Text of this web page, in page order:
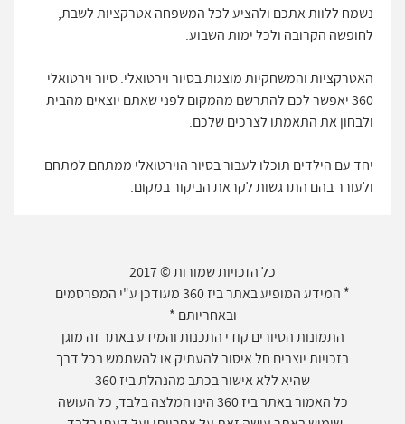
נשמח ללוות אתכם ולהציע לכל המשפחה אטרקציות לשבת,
לחופשה הקרובה ולכל ימות השבוע.
האטרקציות והמשחקיות מוצגות בסיור וירטואלי. סיור וירטואלי
360 יאפשר לכם להתרשם מהמקום לפני שאתם יוצאים מהבית
ולבחון את התאמתו לצרכים שלכם.
יחד עם הילדים תוכלו לעבור בסיור הוירטואלי ממתחם למתחם
ולעורר בהם התרגשות לקראת הביקור במקום.
כל הזכויות שמורות © 2017
* המידע המופיע באתר ביז 360 מעודכן ע"י המפרסמים
ובאחריותם *
התמונות הסיורים קודי התכנות והמידע באתר זה מוגן
בזכויות יוצרים חל איסור להעתיק או להשתמש בכל דרך
שהיא ללא אישור בכתב מהנהלת ביז 360
כל האמור באתר ביז 360 הינו המלצה בלבד, כל העושה